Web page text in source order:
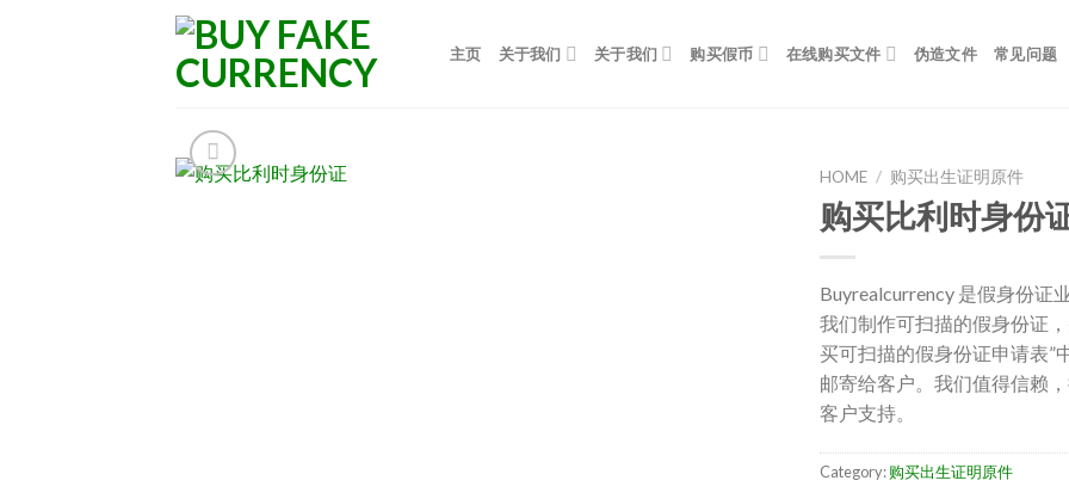
主页 关于我们 关于我们 购买假币 在线购买文件 伪造文件 常见问题
HOME / 购买出生证明原件
购买比利时身份
Buyrealcurrency 是假身份证
我们制作可扫描的假身份证
买可扫描的假身份证申请表”
邮寄给客户。我们值得信赖
客户支持。
Category:购买出生证明原件